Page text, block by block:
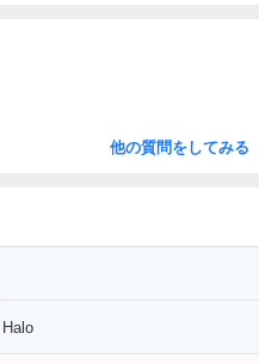
他の質問をしてみる
Halo